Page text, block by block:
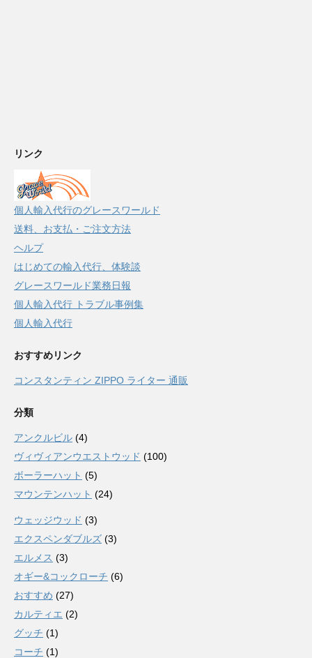
リンク
個人輸入代行のグレースワールド
送料、お支払・ご注文方法
ヘルプ
はじめての輸入代行、体験談
グレースワールド業務日報
個人輸入代行 トラブル事例集
個人輸入代行
おすすめリンク
コンスタンティン ZIPPO ライター 通販
分類
アンクルビル (4)
ヴィヴィアンウエストウッド (100)
ボーラーハット (5)
マウンテンハット (24)
ウェッジウッド (3)
エクスペンダブルズ (3)
エルメス (3)
オギー&コックローチ (6)
おすすめ (27)
カルティエ (2)
グッチ (1)
コーチ (1)